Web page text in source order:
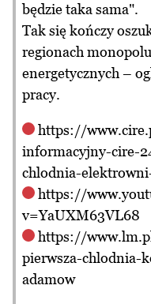
będzie taka sama".
Tak się kończy
regionach
energetycznych –
pracy.
https://
informacyjny-cire-
chlodnia-
https://
v=YaUXM63VL68
https://
pierwsza-chlodnia-
adamow